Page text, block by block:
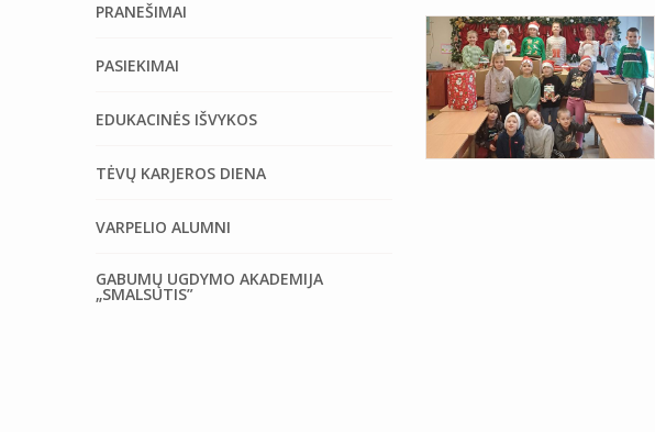
PRANEŠIMAI
PASIEKIMAI
EDUKACINĖS IŠVYKOS
TĖVŲ KARJEROS DIENA
VARPELIO ALUMNI
GABUMŲ UGDYMO AKADEMIJA
„SMALSUTIS”